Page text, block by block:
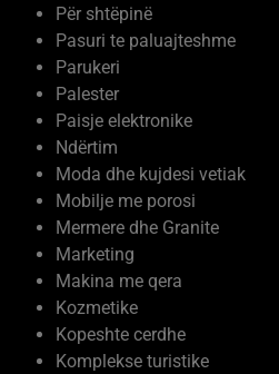
Për shtëpinë
Pasuri te paluajteshme
Parukeri
Palester
Paisje elektronike
Ndërtim
Moda dhe kujdesi vetiak
Mobilje me porosi
Mermere dhe Granite
Marketing
Makina me qera
Kozmetike
Kopeshte cerdhe
Komplekse turistike